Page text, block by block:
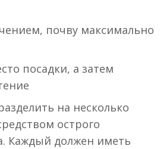
почву максимально
посадки, а затем
на несколько
острого
Каждый должен иметь